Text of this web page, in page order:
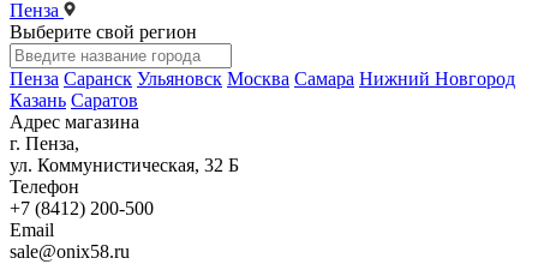
Пенза
Выберите свой регион
Пенза Саранск Ульяновск Москва Самара Нижний Новгород
Казань Саратов
Адрес магазина
г. Пенза,
ул. Коммунистическая, 32 Б
Телефон
+7 (8412) 200-500
Email
sale@onix58.ru